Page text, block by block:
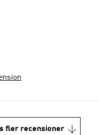
fler recensioner